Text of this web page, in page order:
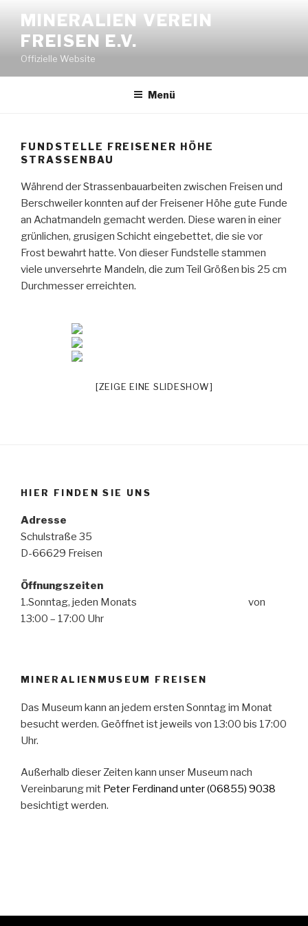
Inhalt
springen
MINERALIEN VEREIN
FREISEN E.V.
Offizielle Website
Menü
FUNDSTELLE FREISENER HÖHE
STRASSENBAU
Während der Strassenbauarbeiten zwischen Freisen und
Berschweiler konnten auf der Freisener Höhe gute Funde
an Achatmandeln gemacht werden. Diese waren in einer
grünlichen, grusigen Schicht eingebettet, die sie vor
Frost bewahrt hatte. Von dieser Fundstelle stammen
viele unversehrte Mandeln, die zum Teil Größen bis 25 cm
Durchmesser erreichten.
[ZEIGE EINE SLIDESHOW]
HIER FINDEN SIE UNS
Adresse
Schulstraße 35
D-66629 Freisen
Öffnungszeiten
1.Sonntag, jeden Monats von
13:00 – 17:00 Uhr
MINERALIENMUSEUM FREISEN
Das Museum kann an jedem ersten Sonntag im Monat
besucht werden. Geöffnet ist jeweils von 13:00 bis 17:00
Uhr.
Außerhalb dieser Zeiten kann unser Museum nach
Vereinbarung mit Peter Ferdinand unter (06855) 9038
besichtigt werden.